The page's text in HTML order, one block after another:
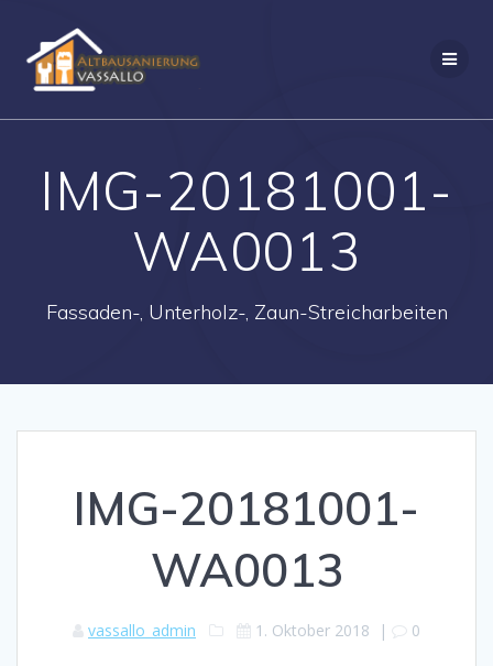
IMG-20181001-
WA0013
Fassaden-, Unterholz-, Zaun-Streicharbeiten
IMG-20181001-
WA0013
vassallo_admin 1. Oktober 2018 | 0